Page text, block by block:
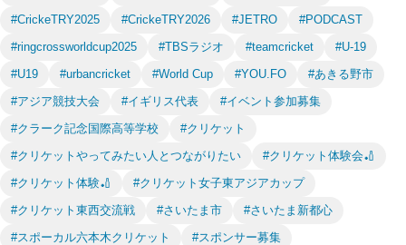
#CrickeTRY2025
#CrickeTRY2026 #JETRO
#PODCAST
#ringcrossworldcup2025
#TBSラジオ #teamcricket
#U-19
#U19
#urbancricket #World Cup #YOU.FO
#あきる野市
#アジア競技大会
#イギリス代表
#イベント参加募集
#クラーク記念国際高等学校
#クリケット
#クリケットやってみたい人とつながりたい
#クリケット体験会🏏
#クリケット体験🏏
#クリケット女子東アジアカップ
#クリケット東西交流戦
#さいたま市
#さいたま新都心
#スポーカル六本木クリケット
#スポンサー募集